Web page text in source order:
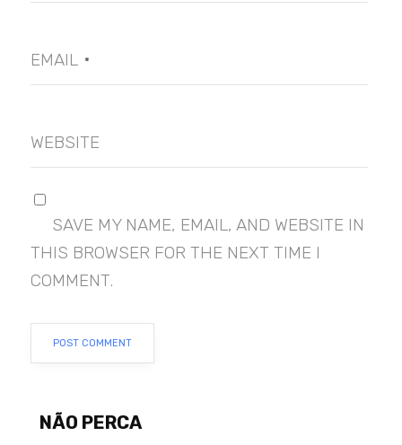
EMAIL *
WEBSITE
SAVE MY NAME, EMAIL, AND WEBSITE IN
THIS BROWSER FOR THE NEXT TIME I
COMMENT.
NÃO PERCA